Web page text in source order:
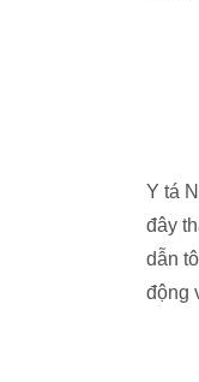
Y tá
đây
dẫn
động